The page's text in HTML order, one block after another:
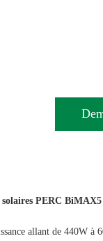
solaires PERC
allant de 440W à